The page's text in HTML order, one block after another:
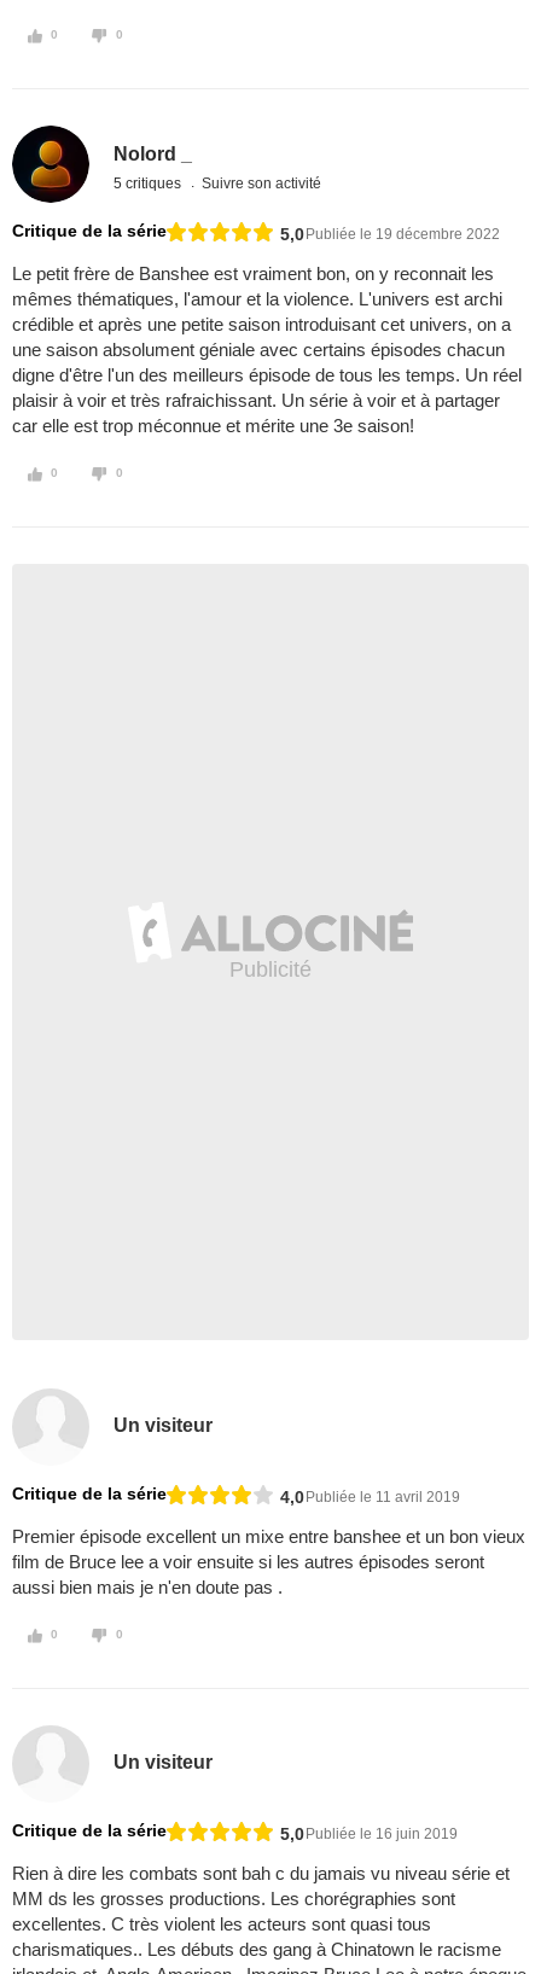
0 0
Nolord _
5 critiques Suivre son activité
Critique de la série 5,0Publiée le 19 décembre 2022
Le petit frère de Banshee est vraiment bon, on y reconnait les
mêmes thématiques, l'amour et la violence. L'univers est archi
crédible et après une petite saison introduisant cet univers, on a
une saison absolument géniale avec certains épisodes chacun
digne d'être l'un des meilleurs épisode de tous les temps. Un réel
plaisir à voir et très rafraichissant. Un série à voir et à partager
car elle est trop méconnue et mérite une 3e saison!
0 0
Un visiteur
Critique de la série 4,0 Publiée le 11 avril 2019
Premier épisode excellent un mixe entre banshee et un bon vieux
film de Bruce lee a voir ensuite si les autres épisodes seront
aussi bien mais je n'en doute pas .
0 0
Un visiteur
Critique de la série 5,0 Publiée le 16 juin 2019
Rien à dire les combats sont bah c du jamais vu niveau série et
MM ds les grosses productions. Les chorégraphies sont
excellentes. C très violent les acteurs sont quasi tous
charismatiques.. Les débuts des gang à Chinatown le racisme